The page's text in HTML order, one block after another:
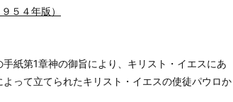
５４年版）
手紙第1章神の御旨により、キリスト・イエスにあ
よって立てられたキリスト・イエスの使徒パウロか